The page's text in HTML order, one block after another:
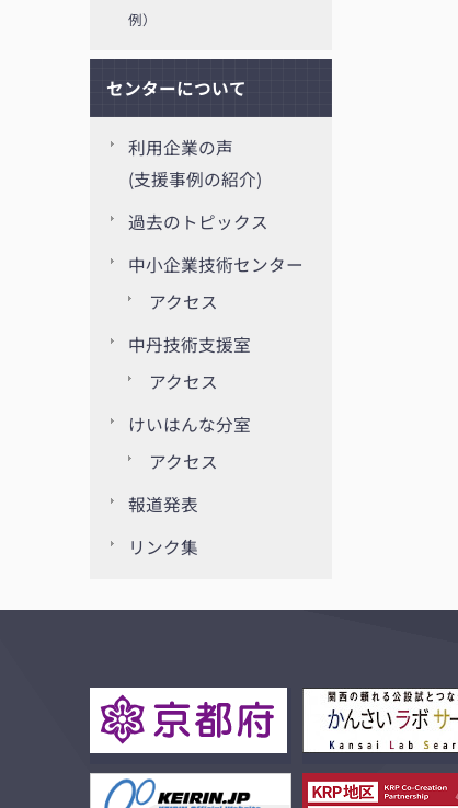
例）
センターについて
利用企業の声
(支援事例の紹介)
過去のトピックス
中小企業技術センター
アクセス
中丹技術支援室
アクセス
けいはんな分室
アクセス
報道発表
リンク集